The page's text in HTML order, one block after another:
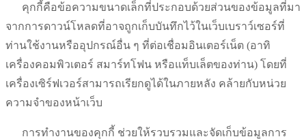
คุกกี้คือข้อความขนาดเล็กที่ประกอบด้วยส่วนของข้อมูลที่มา
จากการดาวน์โหลดที่อาจถูกเก็บบันทึกไว้ในเว็บเบราว์เซอร์ที่
ท่านใช้งานหรืออุปกรณ์อื่น ๆ ที่ต่อเชื่อมอินเตอร์เน็ต (อาทิ
เครื่องคอมพิวเตอร์ สมาร์ทโฟน หรือแท็บเล็ตของท่าน) โดยที่
เครื่องเซิร์ฟเวอร์สามารถเรียกดูได้ในภายหลัง คล้ายกับหน่วย
ความจำของหน้าเว็บ
การทำงานของคุกกี้ ช่วยให้รวบรวมและจัดเก็บข้อมูลการ